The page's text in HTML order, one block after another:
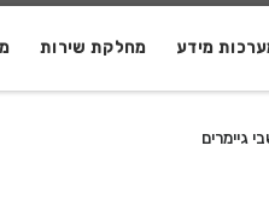
מחלקת שירות מידע
גיימרים